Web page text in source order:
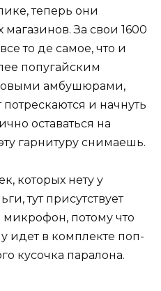
теперь они
За свои 1600
то де самое, что и
попугайским
амбушюрами,
и начнуть
оставаться на
гарнитуру снимаешь.
которых нету у
тут присутствует
потому что
идет в комплекте поп-
кусочка паралона.